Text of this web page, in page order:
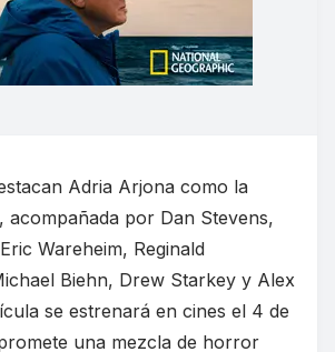
Adria Arjona como la
por Dan Stevens,
Wareheim, Reginald
Biehn, Drew Starkey y Alex
se estrenará en cines el 4 de
una mezcla de horror